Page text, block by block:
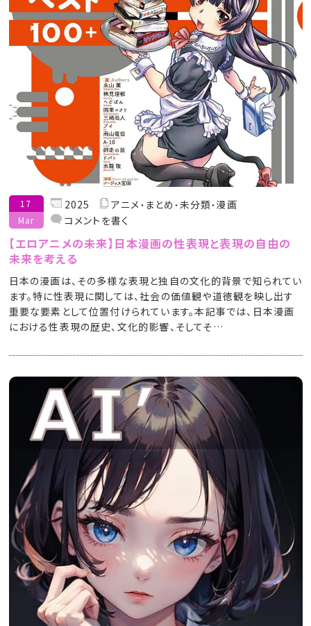
17
Mar
2025 アニメ まとめ 未分類 漫画
コメントを書く
【エロアニメの未来】日本漫画の性表現と表現の自由の
未来を考える
日本の漫画は、その多様な表現と独自の文化的背景で知られてい
ます。特に性表現に関しては、社会の価値観や道徳観を映し出す
重要な要素として位置付けられています。本記事では、日本漫画
における性表現の歴史、文化的影響、そしてそ…